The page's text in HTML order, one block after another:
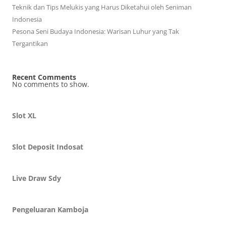
Teknik dan Tips Melukis yang Harus Diketahui oleh Seniman
Indonesia
Pesona Seni Budaya Indonesia: Warisan Luhur yang Tak
Tergantikan
Recent Comments
No comments to show.
Slot XL
Slot Deposit Indosat
Live Draw Sdy
Pengeluaran Kamboja